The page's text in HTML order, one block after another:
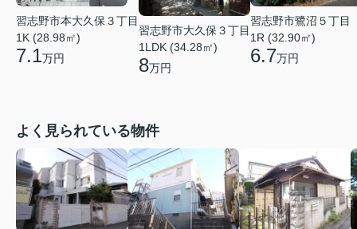
習志野市本大久保３丁目
1K (28.98㎡)
7.1万円
習志野市大久保３丁目
1LDK (34.28㎡)
8万円
習志野市鷺沼５丁目
1R (32.90㎡)
6.7万円
よく見られている物件